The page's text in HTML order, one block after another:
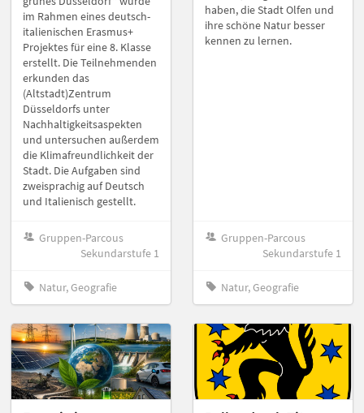
im Rahmen eines deutsch-
italienischen Erasmus+
Projektes für eine 8. Klasse
erstellt. Die Teilnehmenden
erkunden das
(Altstadt)Zentrum
Düsseldorfs unter
Nachhaltigkeitsaspekten
und untersuchen außerdem
die Klimafreundlichkeit der
Stadt. Die Aufgaben sind
zweisprachig auf Deutsch
und Italienisch gestellt.
Gruppen-Parcous
Sekundarstufe 1
Natur, Geografie
haben, die Stadt Olfen und
ihre schöne Natur besser
kennen zu lernen.
Gruppen-Parcous
Sekundarstufe 1
Natur, Geografie